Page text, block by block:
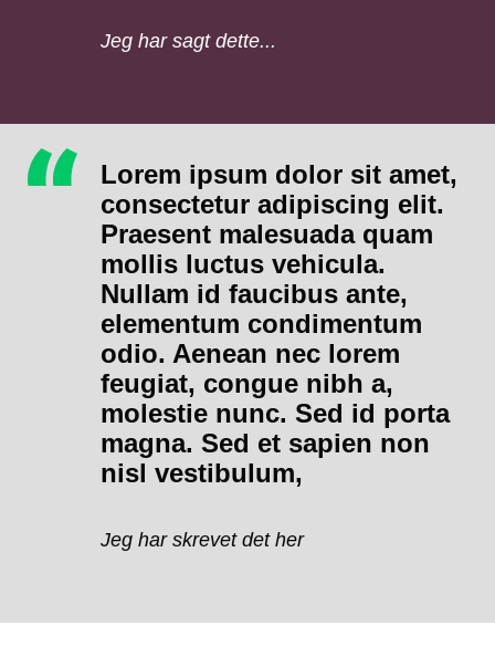
Jeg har sagt dette...
Lorem ipsum dolor sit amet,
consectetur adipiscing elit.
Praesent malesuada quam
mollis luctus vehicula.
Nullam id faucibus ante,
elementum condimentum
odio. Aenean nec lorem
feugiat, congue nibh a,
molestie nunc. Sed id porta
magna. Sed et sapien non
nisl vestibulum,
Jeg har skrevet det her